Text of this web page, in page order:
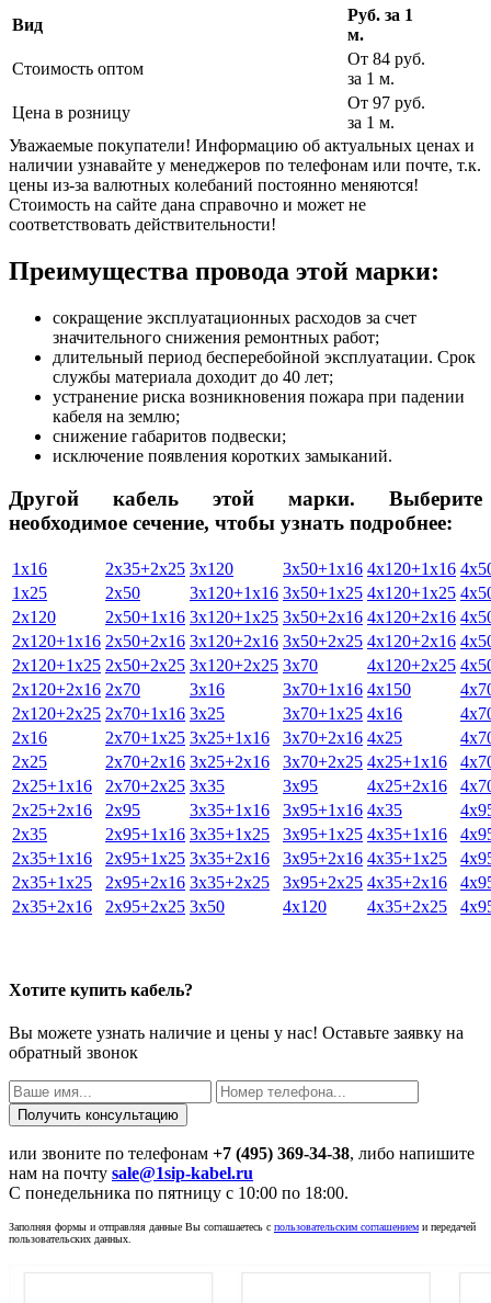
Вид
Руб. за 1
м.
Стоимость оптом
От 84 руб.
за 1 м.
Цена в розницу
От 97 руб.
за 1 м.
Уважаемые покупатели! Информацию об актуальных ценах и
наличии узнавайте у менеджеров по телефонам или почте, т.к.
цены из-за валютных колебаний постоянно меняются!
Стоимость на сайте дана справочно и может не
соответствовать действительности!
Преимущества провода этой марки:
сокращение эксплуатационных расходов за счет
значительного снижения ремонтных работ;
длительный период бесперебойной эксплуатации. Срок
службы материала доходит до 40 лет;
устранение риска возникновения пожара при падении
кабеля на землю;
снижение габаритов подвески;
исключение появления коротких замыканий.
Другой кабель этой марки. Выберите
необходимое сечение, чтобы узнать подробнее:
1х16 2х35+2х25 3х120 3х50+1х16 4х120+1х16
1х25
2х50 3х120+1х16 3х50+1х25 4х120+1х25
2х120
2х50+1х16 3х120+1х25 3х50+2х16 4х120+2х16
2х120+1х16 2х50+2х16 3х120+2х16 3х50+2х25 4х120+2х16
2х120+1х25 2х50+2х25 3х120+2х25 3х70 4х120+2х25
2х120+2х16 2х70 3х16 3х70+1х16 4х150
2х120+2х25 2х70+1х16 3х25 3х70+1х25 4х16
2х16
2х70+1х25 3х25+1х16 3х70+2х16 4х25
2х25
2х70+2х16 3х25+2х16 3х70+2х25 4х25+1х16
2х25+1х16
2х70+2х25 3х35 3х95 4х25+2х16
2х25+2х16
2х95 3х35+1х16 3х95+1х16 4х35
2х35
2х95+1х16 3х35+1х25 3х95+1х25 4х35+1х16
2х35+1х16
2х95+1х25 3х35+2х16 3х95+2х16 4х35+1х25
2х35+1х25
2х95+2х16 3х35+2х25 3х95+2х25 4х35+2х16
2х35+2х16
2х95+2х25 3х50 4х120 4х35+2х25
Хотите купить кабель?
Вы можете узнать наличие и цены у нас! Оставьте заявку на
обратный звонок
или звоните по телефонам +7 (495) 369-34-38, либо напишите
нам на почту sale@1sip-kabel.ru
C понедельника по пятницу с 10:00 по 18:00.
Заполняя формы и отправляя данные Вы соглашаетесь с пользовательским соглашением и передачей
пользовательских данных.